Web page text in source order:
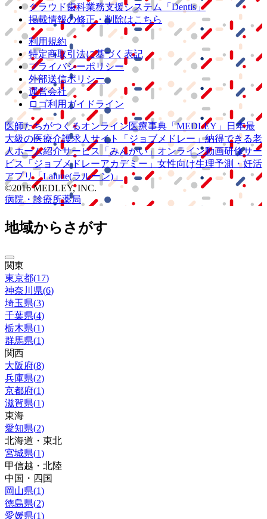
クラウド歯科業務支援システム
「Dentis」
掲載情報の修正・削除はこちら
利用規約
特定商取引法に基づく表記
プライバシーポリシー
外部送信ポリシー
運営会社
ロゴ利用ガイドライン
医師たちがつくるオンライン医療事典 「MEDLEY」
日本最
大級の医療介護求人サイト 「ジョブメドレー」納得できる老
人ホーム紹介サービス
「みんかい」 オンライン動画研修サー
ビス
「ジョブメドレーアカデミー」 女性向け生理予測・妊活
アプリ「Lalune(ラルーン)」
©2016 MEDLEY, INC.
病院・診療所薬局
地域からさがす
関東
東京都(17)
神奈川県(6)
埼玉県(3)
千葉県(4)
栃木県(1)
群馬県(1)
関西
大阪府(8)
兵庫県(2)
京都府(1)
滋賀県(1)
東海
愛知県(2)
北海道・東北
宮城県(1)
甲信越・北陸
中国・四国
岡山県(1)
徳島県(2)
愛媛県(1)